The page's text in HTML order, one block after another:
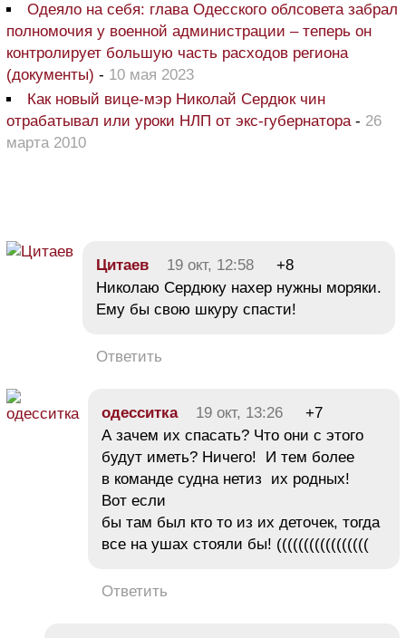
Одеяло на себя: глава Одесского облсовета забрал
полномочия у военной администрации – теперь он
контролирует большую часть расходов региона
(документы) - 10 мая 2023
Как новый вице-мэр Николай Сердюк чин
отрабатывал или уроки НЛП от экс-губернатора- 26
марта 2010
Цитаев 19 окт, 12:58
+8
Николаю Сердюку нахер нужны моряки.
Ему бы свою шкуру спасти!
Ответить
одесситка 19 окт, 13:26
+7
А зачем их спасать? Что они с этого
будут иметь? Ничего! И тем более
в команде судна нетиз их родных!
Вот если
бы там был кто то из их деточек, тогда
все на ушах стояли бы! (((((((((((((((((
Ответить